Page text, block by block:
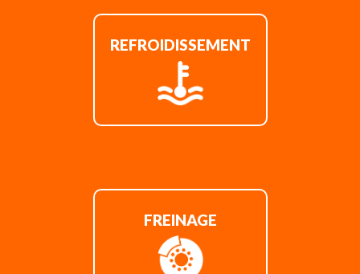
REFROIDISSEMENT
FREINAGE